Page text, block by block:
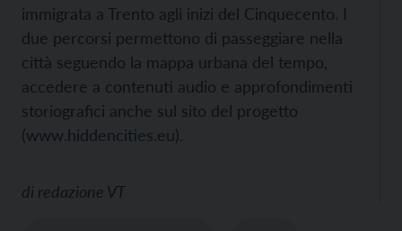
immigrata a Trento agli inizi del Cinquecento. I
due percorsi permettono di passeggiare nella
città seguendo la mappa urbana del tempo,
accedere a contenuti audio e approfondimenti
storiografici anche sul sito del progetto
(www.hiddencities.eu).
di redazione VT